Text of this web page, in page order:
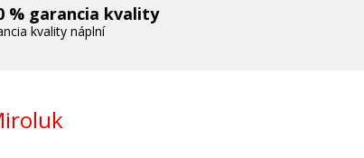
% garancia kvality
kvality náplní